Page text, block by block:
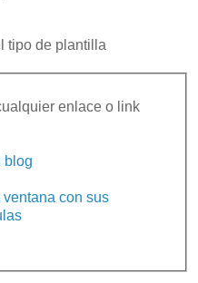
tipo de plantilla
enlace o link
blog
con sus